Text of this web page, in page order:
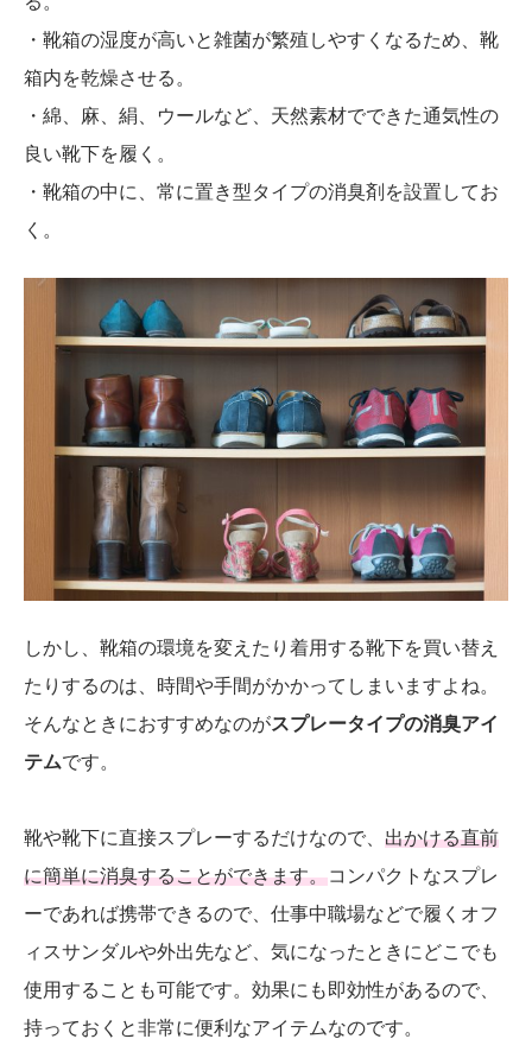
・靴箱の湿度が高いと雑菌が繁殖しやすくなるため、靴
箱内を乾燥させる。
・綿、麻、絹、ウールなど、天然素材でできた通気性の
良い靴下を履く。
・靴箱の中に、常に置き型タイプの消臭剤を設置してお
く。
しかし、靴箱の環境を変えたり着用する靴下を買い替え
たりするのは、時間や手間がかかってしまいますよね。
そんなときにおすすめなのがスプレータイプの消臭アイ
テムです。
靴や靴下に直接スプレーするだけなので、 出かける直前
に簡単に消臭することができます。コンパクトなスプレ
ーであれば携帯できるので、仕事中職場などで履くオフ
ィスサンダルや外出先など、気になったときにどこでも
使用することも可能です。効果にも即効性があるので、
持っておくと非常に便利なアイテムなのです。